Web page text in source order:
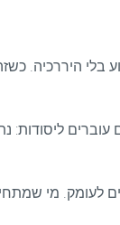
בלי היררכיה.
ליסודות:
לעומק. מי